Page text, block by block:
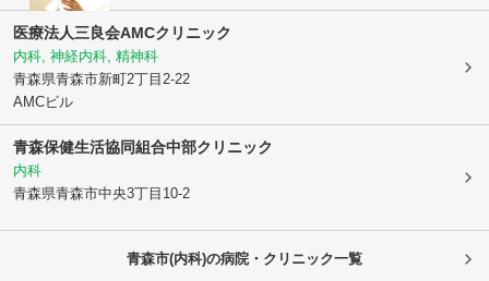
医療法人三良会AMCクリニック
内科, 神経内科, 精神科
青森県青森市新町2丁目2-22
AMCビル
青森保健生活協同組合中部クリニック
内科
青森県青森市中央3丁目10-2
青森市(内科)の病院・クリニック一覧